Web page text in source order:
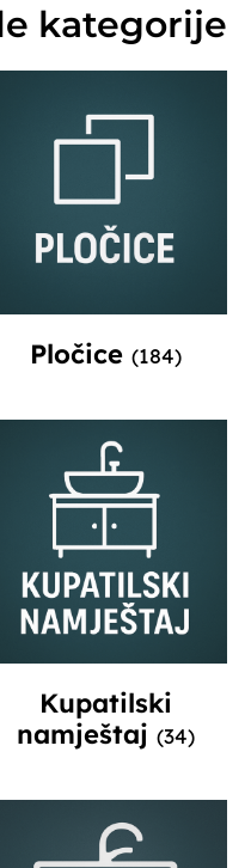
kategorije
Pločice (184)
Kupatilski
namještaj (34)